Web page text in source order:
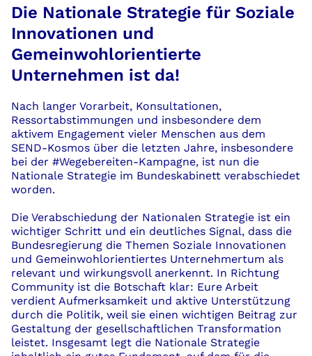
Die Nationale Strategie für Soziale
Innovationen und
Gemeinwohlorientierte
Unternehmen ist da!
Nach langer Vorarbeit, Konsultationen,
Ressortabstimmungen und insbesondere dem
aktivem Engagement vieler Menschen aus dem
SEND-Kosmos über die letzten Jahre, insbesondere
bei der #Wegebereiten-Kampagne, ist nun die
Nationale Strategie im Bundeskabinett verabschiedet
worden.
Die Verabschiedung der Nationalen Strategie ist ein
wichtiger Schritt und ein deutliches Signal, dass die
Bundesregierung die Themen Soziale Innovationen
und Gemeinwohlorientiertes Unternehmertum als
relevant und wirkungsvoll anerkennt. In Richtung
Community ist die Botschaft klar: Eure Arbeit
verdient Aufmerksamkeit und aktive Unterstützung
durch die Politik, weil sie einen wichtigen Beitrag zur
Gestaltung der gesellschaftlichen Transformation
leistet. Insgesamt legt die Nationale Strategie